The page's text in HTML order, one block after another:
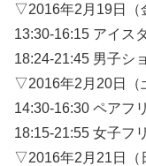
▽2016年2月19日（
13:30-16:15 アイス
18:24-21:45 男子シ
▽2016年2月20日（
14:30-16:30 ペアフ
18:15-21:55 女子フ
▽2016年2月21日（